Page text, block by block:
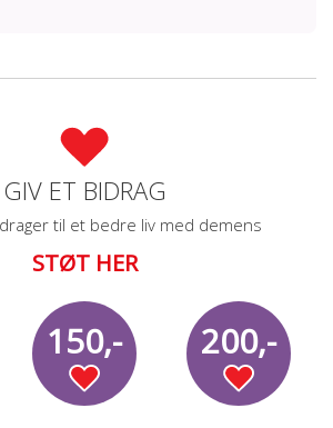
GIV ET BIDRAG
til et bedre liv med demens
STØT HER
150,- 200,-